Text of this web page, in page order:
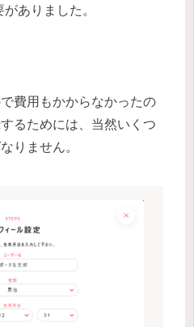
ありました。
費用もかからなかったの
るためには、当然いくつ
りません。